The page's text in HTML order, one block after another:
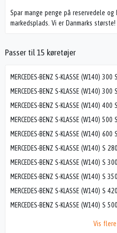
Spar mange penge på reservedele
markedsplads. Vi er Danmarks største!
Passer til 15 køretøjer
Vis flere